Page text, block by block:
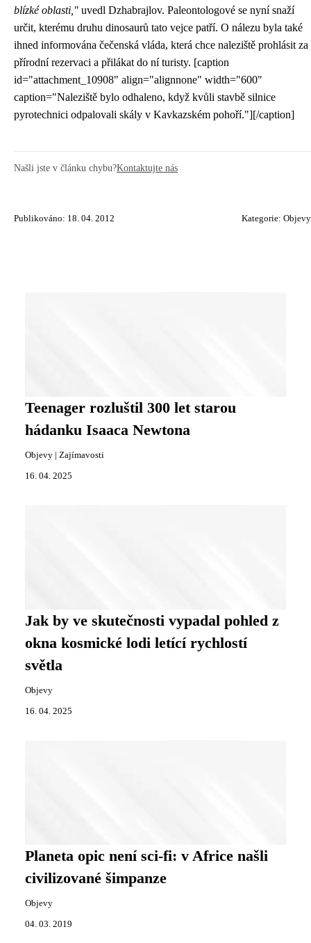
blízké oblasti," uvedl Dzhabrajlov. Paleontologové se nyní snaží
určit, kterému druhu dinosaurů tato vejce patří. O nálezu byla také
ihned informována čečenská vláda, která chce naleziště prohlásit za
přírodní rezervaci a přilákat do ní turisty. [caption
id="attachment_10908" align="alignnone" width="600"
caption="Naleziště bylo odhaleno, když kvůli stavbě silnice
pyrotechnici odpalovali skály v Kavkazském pohoří."][/caption]
Našli jste v článku chybu?Kontaktujte nás
Publikováno: 18. 04. 2012 Kategorie: Objevy
Teenager rozluštil 300 let starou
hádanku Isaaca Newtona
Objevy Zajímavosti
16. 04. 2025
Jak by ve skutečnosti vypadal pohled z
okna kosmické lodi letící rychlostí
světla
Objevy
16. 04. 2025
Planeta opic není sci-fi: v Africe našli
civilizované šimpanze
Objevy
04. 03. 2019